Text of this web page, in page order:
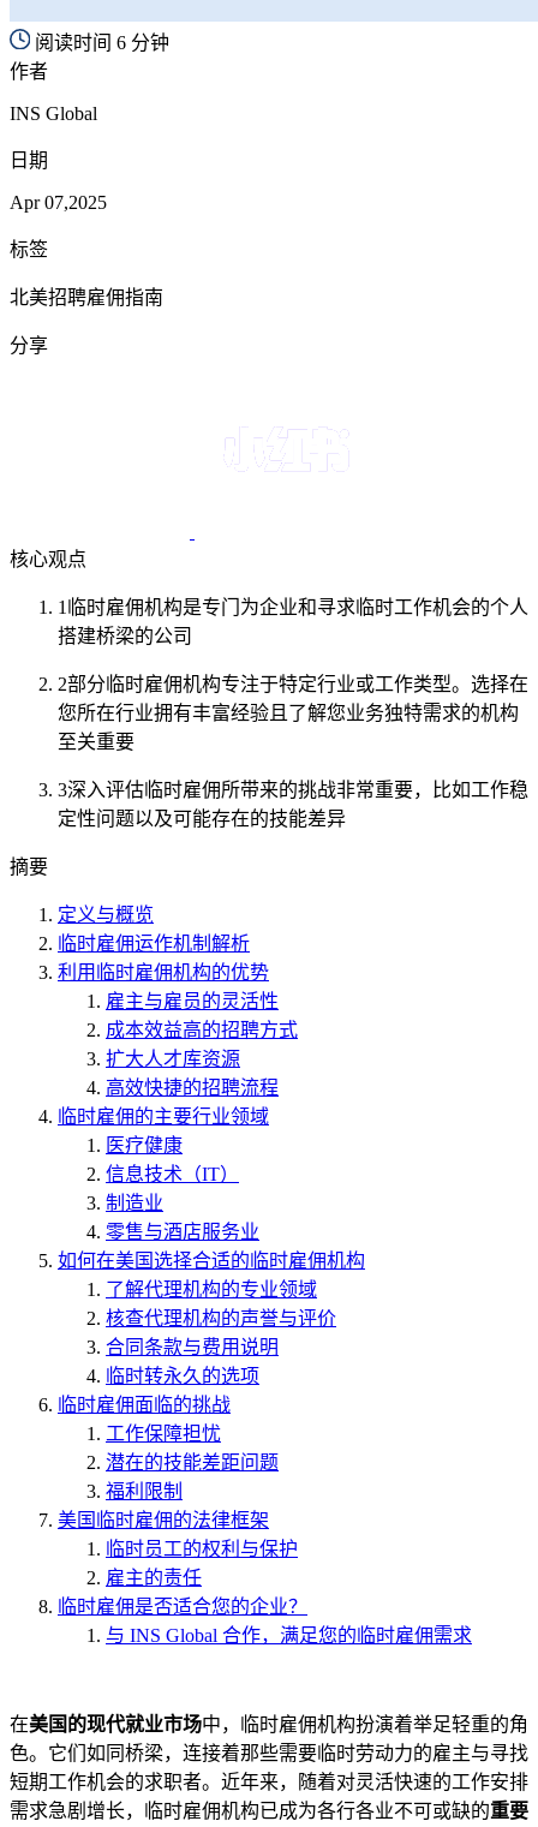
阅读时间 6 分钟
作者
INS Global
日期
Apr 07,2025
标签
北美招聘雇佣指南
分享
核心观点
1 临时雇佣机构是专门为企业和寻求临时工作机会的个人
搭建桥梁的公司
2部分临时雇佣机构专注于特定行业或工作类型。选择在
您所在行业拥有丰富经验且了解您业务独特需求的机构
至关重要
3深入评估临时雇佣所带来的挑战非常重要，比如工作稳
定性问题以及可能存在的技能差异
摘要
定义与概览
临时雇佣运作机制解析
利用临时雇佣机构的优势
雇主与雇员的灵活性
成本效益高的招聘方式
扩大人才库资源
高效快捷的招聘流程
临时雇佣的主要行业领域
医疗健康
信息技术（IT）
制造业
零售与酒店服务业
如何在美国选择合适的临时雇佣机构
了解代理机构的专业领域
核查代理机构的声誉与评价
合同条款与费用说明
临时转永久的选项
临时雇佣面临的挑战
工作保障担忧
潜在的技能差距问题
福利限制
美国临时雇佣的法律框架
临时员工的权利与保护
雇主的责任
临时雇佣是否适合您的企业？
与 INS Global 合作，满足您的临时雇佣需求
在美国的现代就业市场中，临时雇佣机构扮演着举足轻重的角
色。它们如同桥梁，连接着那些需要临时劳动力的雇主与寻找
短期工作机会的求职者。近年来，随着对灵活快速的工作安排
需求急剧增长，临时雇佣机构已成为各行各业不可或缺的重要